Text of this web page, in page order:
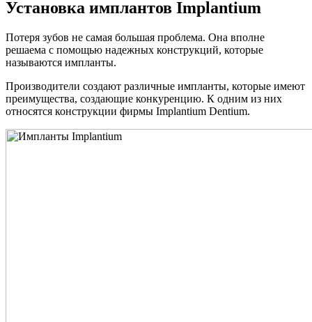
Установка имплантов Implantium
Потеря зубов не самая большая проблема. Она вполне
решаема с помощью надежных конструкций, которые
называются импланты.
Производители создают различные импланты, которые имеют
преимущества, создающие конкуренцию. К одним из них
относятся конструкции фирмы Implantium Dentium.